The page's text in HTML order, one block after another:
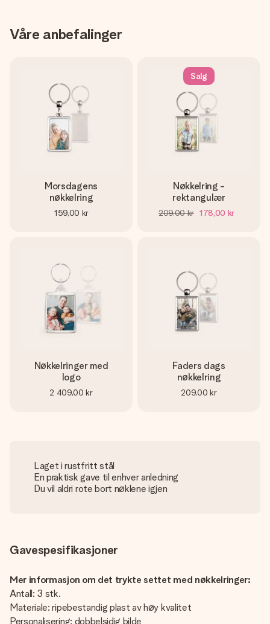
Våre anbefalinger
Morsdagens
nøkkelring
159,00 kr
Salg
Nøkkelring -
rektangulær
209,00 kr 178,00 kr
Nøkkelringer med
logo
2 409,00 kr
Faders dags
nøkkelring
209,00 kr
Laget i rustfritt stål
En praktisk gave til enhver anledning
Du vil aldri rote bort nøklene igjen
Gavespesifikasjoner
Mer informasjon om det trykte settet med nøkkelringer:
Antall: 3 stk.
Materiale: ripebestandig plast av høy kvalitet
Personalisering: dobbelsidig bilde